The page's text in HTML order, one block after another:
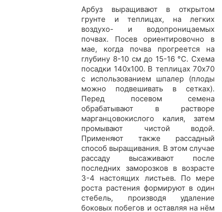
Арбуз выращивают в открытом
грунте и теплицах, на легких
воздухо- и водопроницаемых
почвах. Посев ориентировочно в
мае, когда почва прогреется на
глубину 8-10 см до 15-16 °С. Схема
посадки 140х100. В теплицах 70х70
с использованием шпалер (плоды
можно подвешивать в сетках).
Перед посевом семена
обрабатывают в растворе
марганцовокислого калия, затем
промывают чистой водой.
Применяют также рассадный
способ выращивания. В этом случае
рассаду высаживают после
последних заморозков в возрасте
3-4 настоящих листьев. По мере
роста растения формируют в один
стебель, производя удаление
боковых побегов и оставляя на нём